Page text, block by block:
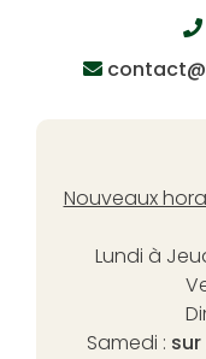
Nouveaux
Lundi à
Samedi :